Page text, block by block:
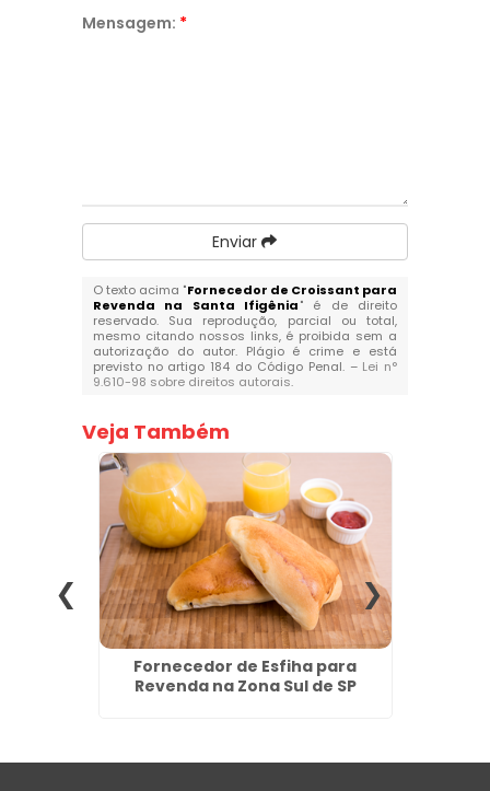
Mensagem: *
Enviar
O texto acima "Fornecedor de Croissant para
Revenda na Santa Ifigênia" é de direito
reservado. Sua reprodução, parcial ou total,
mesmo citando nossos links, é proibida sem a
autorização do autor. Plágio é crime e está
previsto no artigo 184 do Código Penal. – Lei n°
9.610-98 sobre direitos autorais.
Veja Também
Fornecedor de Esfiha para
Revenda na Zona Sul de SP